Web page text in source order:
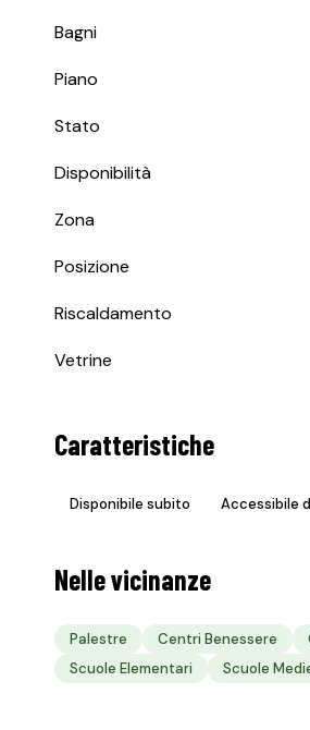
Bagni
Piano
Stato
Disponibilità
Zona
Posizione
Riscaldamento
Vetrine
Caratteristiche
Disponibile subito Accessibile
Nelle vicinanze
Palestre Centri Benessere
Scuole Elementari
Scuole